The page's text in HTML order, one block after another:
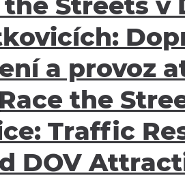
a provoz
the
Traffic
DOV